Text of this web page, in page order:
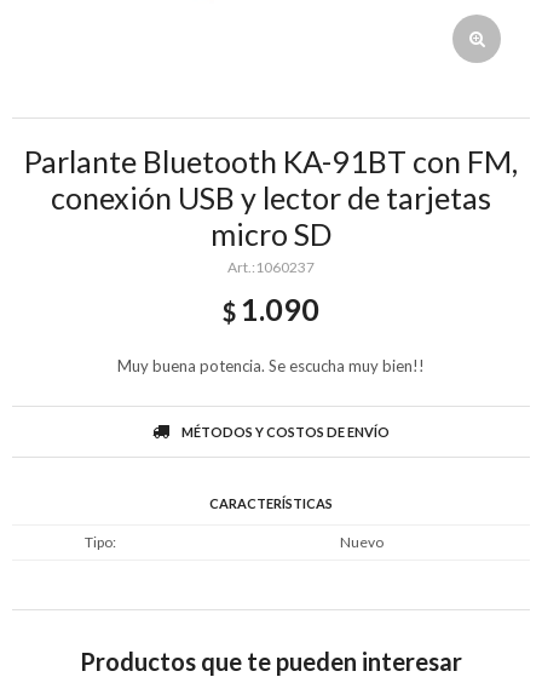
Parlante Bluetooth KA-91BT con FM,
conexión USB y lector de tarjetas
micro SD
1060237
$ 1.090
Muy buena potencia. Se escucha muy bien!!
MÉTODOS Y COSTOS DE ENVÍO
CARACTERÍSTICAS
Tipo Nuevo
Productos que te pueden interesar